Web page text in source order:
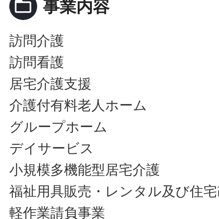
folder_open 事業内容
訪問介護
訪問看護
居宅介護支援
介護付有料老人ホーム
グループホーム
デイサービス
小規模多機能型居宅介護
福祉用具販売・レンタル及び住
軽作業請負事業